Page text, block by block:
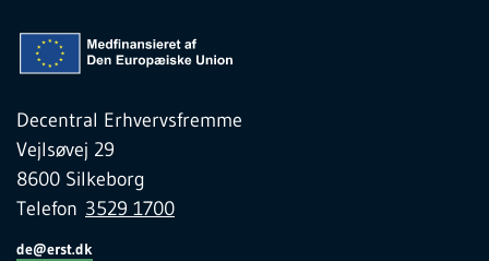
Decentral Erhvervsfremme
Vejlsøvej 29
8600 Silkeborg
Telefon 3529 1700
de@erst.dk